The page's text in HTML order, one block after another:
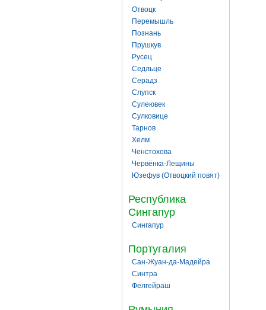
Отвоцк
Перемышль
Познань
Прушкув
Русец
Седльце
Серадз
Слупск
Сулеювек
Сулковице
Тарнов
Хелм
Ченстохова
Червёнка-Лещины
Юзефув (Отвоцкий повят)
Республика
Сингапур
Сингапур
Португалия
Сан-Жуан-да-Мадейра
Синтра
Фелгейраш